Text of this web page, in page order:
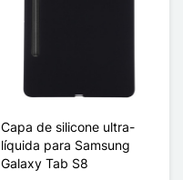
Capa de silicone ultra-
líquida para Samsung
Galaxy Tab S8